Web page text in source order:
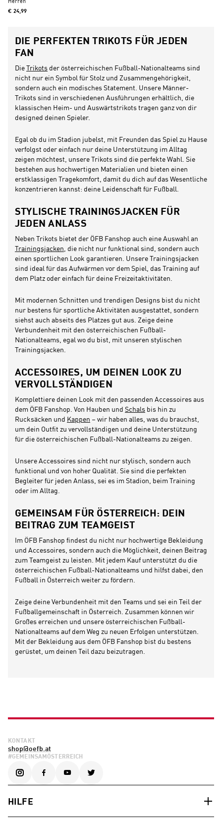
Herren
€ 24,99
DIE PERFEKTEN TRIKOTS FÜR JEDEN
FAN
Die Trikots der österreichischen Fußball-Nationalteams sind
nicht nur ein Symbol für Stolz und Zusammengehörigkeit,
sondern auch ein modisches Statement. Unsere Männer-
Trikots sind in verschiedenen Ausführungen erhältlich, die
klassischen Heim- und Auswärtstrikots tragen ganz von dir
designed deinen Spieler.
Egal ob du im Stadion jubelst, mit Freunden das Spiel zu Hause
verfolgst oder einfach nur deine Unterstützung im Alltag
zeigen möchtest, unsere Trikots sind die perfekte Wahl. Sie
bestehen aus hochwertigen Materialien und bieten einen
erstklassigen Tragekomfort, damit du dich auf das Wesentliche
konzentrieren kannst: deine Leidenschaft für Fußball.
STYLISCHE TRAININGSJACKEN FÜR
JEDEN ANLASS
Neben Trikots bietet der ÖFB Fanshop auch eine Auswahl an
Trainingsjacken, die nicht nur funktional sind, sondern auch
einen sportlichen Look garantieren. Unsere Trainingsjacken
sind ideal für das Aufwärmen vor dem Spiel, das Training auf
dem Platz oder einfach für deine Freizeitaktivitäten.
Mit modernen Schnitten und trendigen Designs bist du nicht
nur bestens für sportliche Aktivitäten ausgestattet, sondern
siehst auch abseits des Platzes gut aus. Zeige deine
Verbundenheit mit den österreichischen Fußball-
Nationalteams, egal wo du bist, mit unseren stylischen
Trainingsjacken.
ACCESSOIRES, UM DEINEN LOOK ZU
VERVOLLSTÄNDIGEN
Komplettiere deinen Look mit den passenden Accessoires aus
dem ÖFB Fanshop. Von Hauben und Schals bis hin zu
Rucksäcken und Kappen – wir haben alles, was du brauchst,
um dein Outfit zu vervollständigen und deine Unterstützung
für die österreichischen Fußball-Nationalteams zu zeigen.
Unsere Accessoires sind nicht nur stylisch, sondern auch
funktional und von hoher Qualität. Sie sind die perfekten
Begleiter für jeden Anlass, sei es im Stadion, beim Training
oder im Alltag.
GEMEINSAM FÜR ÖSTERREICH: DEIN
BEITRAG ZUM TEAMGEIST
Im ÖFB Fanshop findest du nicht nur hochwertige Bekleidung
und Accessoires, sondern auch die Möglichkeit, deinen Beitrag
zum Teamgeist zu leisten. Mit jedem Kauf unterstützt du die
österreichischen Fußball-Nationalteams und hilfst dabei, den
Fußball in Österreich weiter zu fördern.
Zeige deine Verbundenheit mit den Teams und sei ein Teil der
Fußballgemeinschaft in Österreich. Zusammen können wir
Großes erreichen und unsere österreichischen Fußball-
Nationalteams auf dem Weg zu neuen Erfolgen unterstützen.
Mit der Bekleidung aus dem ÖFB Fanshop bist du bestens
gerüstet, um deinen Teil dazu beizutragen.
KONTAKT
shop@oefb.at
#GEMEINSAMÖSTERREICH
HILFE